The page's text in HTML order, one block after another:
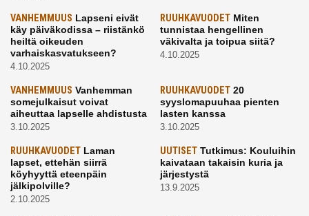
VANHEMMUUS Lapseni eivät
käy päiväkodissa – riistänkö
heiltä oikeuden
varhaiskasvatukseen?
4.10.2025
RUUHKAVUODETMiten
tunnistaa hengellinen
väkivalta ja toipua siitä?
4.10.2025
VANHEMMUUS Vanhemman
somejulkaisut voivat
aiheuttaa lapselle ahdistusta
3.10.2025
RUUHKAVUODET20
syyslomapuuhaa pienten
lasten kanssa
3.10.2025
RUUHKAVUODET Laman
lapset, ettehän siirrä
köyhyyttä eteenpäin
jälkipolville?
2.10.2025
UUTISETTutkimus: Kouluihin
kaivataan takaisin kuria ja
järjestystä
13.9.2025